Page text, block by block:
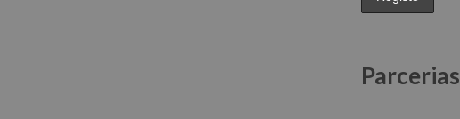
Parcerias